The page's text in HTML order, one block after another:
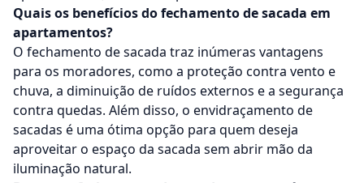
Quais os benefícios do fechamento de sacada em
apartamentos?
O fechamento de sacada traz inúmeras vantagens
para os moradores, como a proteção contra vento e
chuva, a diminuição de ruídos externos e a segurança
contra quedas. Além disso, o envidraçamento de
sacadas é uma ótima opção para quem deseja
aproveitar o espaço da sacada sem abrir mão da
iluminação natural.